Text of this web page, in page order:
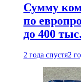
Сумму
по
до 400
2 года спустя2